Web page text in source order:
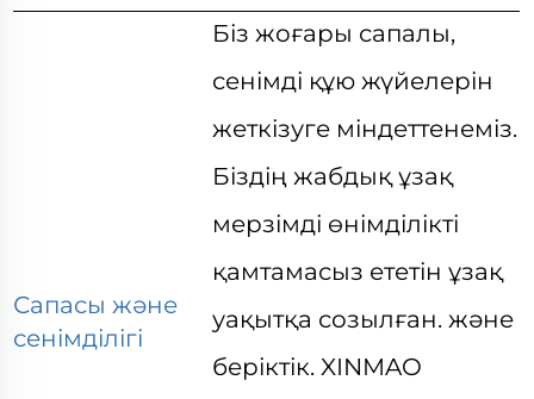
Сапасы және
сенімділігі
Біз жоғары сапалы,
сенімді құю жүйелерін
жеткізуге міндеттенеміз.
Біздің жабдық ұзақ
мерзімді өнімділікті
қамтамасыз ететін ұзақ
уақытқа созылған.және
беріктік. XINMAO